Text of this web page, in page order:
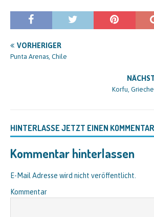
VORHERIGER
Punta Arenas, Chile
Korfu,
HINTERLASSE JETZT EINEN KOMMENTAR
Kommentar hinterlassen
E-Mail Adresse wird nicht veröffentlicht.
Kommentar